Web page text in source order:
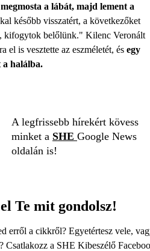
a lábát, majd lement a
később visszatért, a következőket
kifogytok belőlünk." Kilenc Veronált
el is vesztette az eszméletét, és egy
a halálba.
A legfrissebb hírekért kövess
minket a SHE Google News
oldalán is!
Te mit gondolsz!
erről a cikkről? Egyetértesz vele,
Csatlakozz a SHE Kibeszélő